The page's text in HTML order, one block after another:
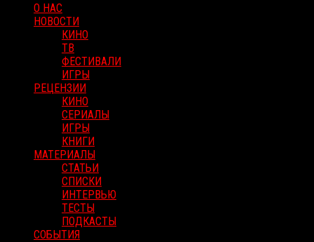
О НАС
НОВОСТИ
КИНО
ТВ
ФЕСТИВАЛИ
ИГРЫ
РЕЦЕНЗИИ
КИНО
СЕРИАЛЫ
ИГРЫ
КНИГИ
МАТЕРИАЛЫ
СТАТЬИ
СПИСКИ
ИНТЕРВЬЮ
ТЕСТЫ
ПОДКАСТЫ
СОБЫТИЯ